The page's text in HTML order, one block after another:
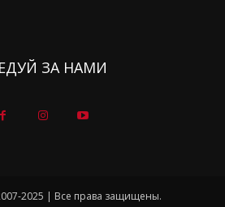
ЗА НАМИ
2025 | Все права защищены.